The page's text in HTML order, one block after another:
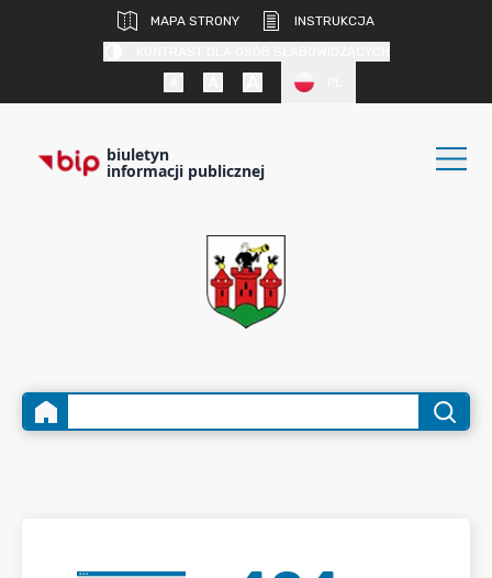
MAPA STRONY
INSTRUKCJA
biuletyn
informacji publicznej